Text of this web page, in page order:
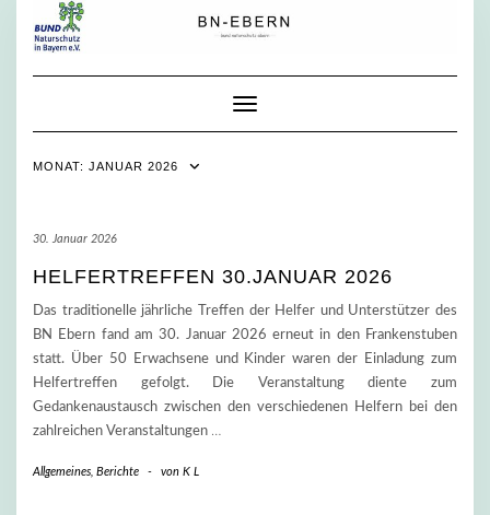
content
Toggle Navigation
MONAT: JANUAR 2026
30. Januar 2026
HELFERTREFFEN 30.JANUAR 2026
Das traditionelle jährliche Treffen der Helfer und Unterstützer des
BN Ebern fand am 30. Januar 2026 erneut in den Frankenstuben
statt. Über 50 Erwachsene und Kinder waren der Einladung zum
Helfertreffen gefolgt. Die Veranstaltung diente zum
Gedankenaustausch zwischen den verschiedenen Helfern bei den
zahlreichen Veranstaltungen …
Allgemeines Berichte - von K L